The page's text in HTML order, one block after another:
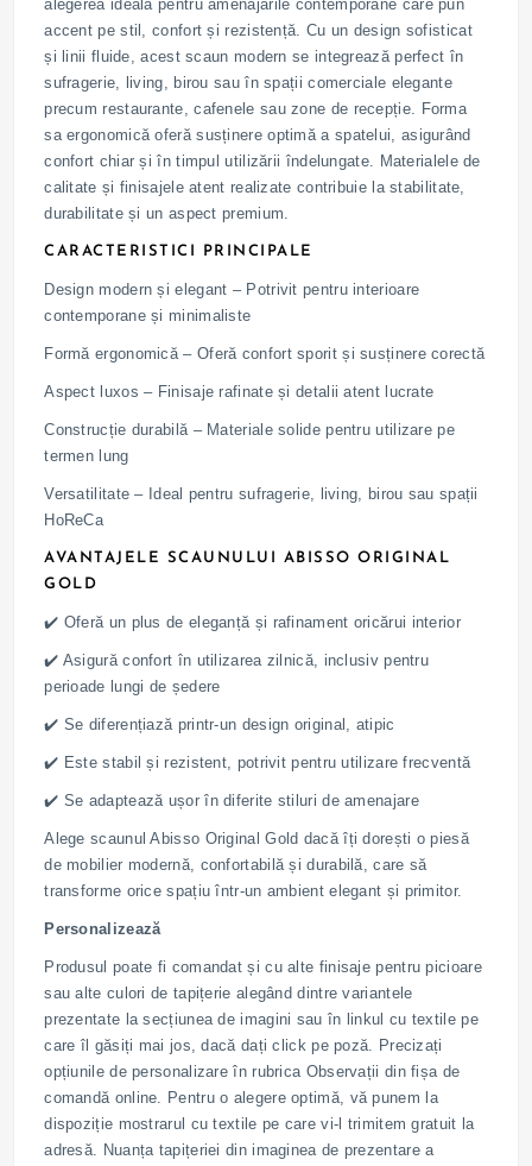
alegerea ideală pentru amenajările contemporane care pun
accent pe stil, confort și rezistență. Cu un design sofisticat
și linii fluide, acest scaun modern se integrează perfect în
sufragerie, living, birou sau în spații comerciale elegante
precum restaurante, cafenele sau zone de recepție. Forma
sa ergonomică oferă susținere optimă a spatelui, asigurând
confort chiar și în timpul utilizării îndelungate. Materialele de
calitate și finisajele atent realizate contribuie la stabilitate,
durabilitate și un aspect premium.
CARACTERISTICI PRINCIPALE
Design modern și elegant – Potrivit pentru interioare
contemporane și minimaliste
Formă ergonomică – Oferă confort sporit și susținere corectă
Aspect luxos – Finisaje rafinate și detalii atent lucrate
Construcție durabilă – Materiale solide pentru utilizare pe
termen lung
Versatilitate – Ideal pentru sufragerie, living, birou sau spații
HoReCa
AVANTAJELE SCAUNULUI ABISSO ORIGINAL
GOLD
✔️ Oferă un plus de eleganță și rafinament oricărui interior
✔️ Asigură confort în utilizarea zilnică, inclusiv pentru
perioade lungi de ședere
✔️ Se diferențiază printr-un design original, atipic
✔️ Este stabil și rezistent, potrivit pentru utilizare frecventă
✔️ Se adaptează ușor în diferite stiluri de amenajare
Alege scaunul Abisso Original Gold dacă îți dorești o piesă
de mobilier modernă, confortabilă și durabilă, care să
transforme orice spațiu într-un ambient elegant și primitor.
Personalizează
Produsul poate fi comandat și cu alte finisaje pentru picioare
sau alte culori de tapițerie alegând dintre variantele
prezentate la secțiunea de imagini sau în linkul cu textile pe
care îl găsiți mai jos, dacă dați click pe poză. Precizați
opțiunile de personalizare în rubrica Observații din fișa de
comandă online. Pentru o alegere optimă, vă punem la
dispoziție mostrarul cu textile pe care vi-l trimitem gratuit la
adresă. Nuanța tapițeriei din imaginea de prezentare a